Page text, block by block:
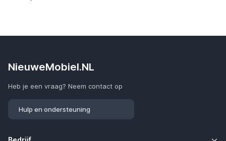
NieuweMobiel.NL
Heb je een vraag? Neem contact op
Hulp en ondersteuning